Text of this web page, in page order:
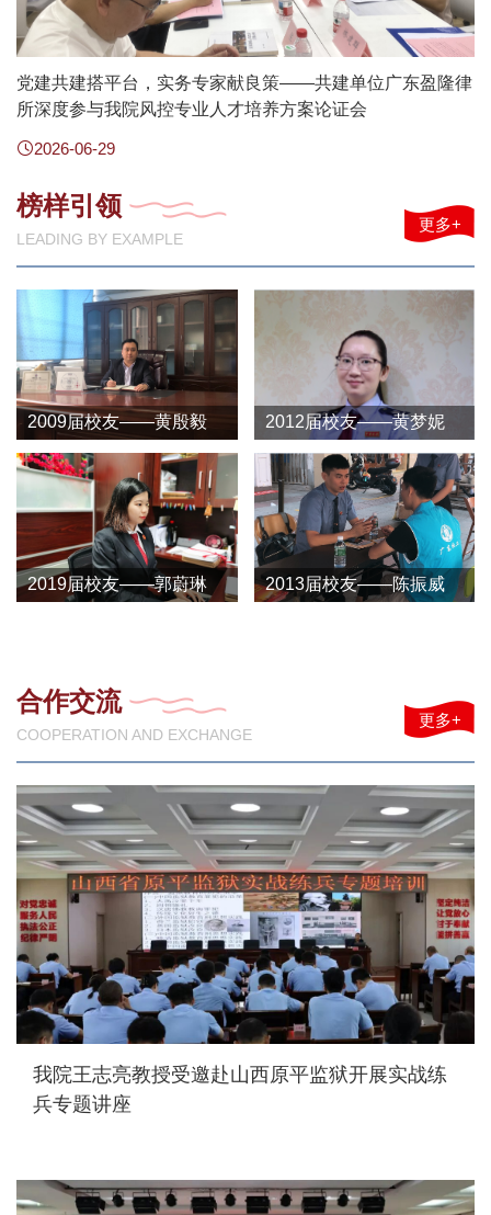
党建共建搭平台，实务专家献良策——共建单位广东盈隆律
所深度参与我院风控专业人才培养方案论证会
2026-06-29
榜样引领
LEADING BY EXAMPLE
更多+
2009届校友——黄殷毅 2012届校友——黄梦妮
2019届校友——郭蔚琳 2013届校友——陈振威
合作交流
COOPERATION AND EXCHANGE
更多+
我院王志亮教授受邀赴山西原平监狱开展实战练
兵专题讲座